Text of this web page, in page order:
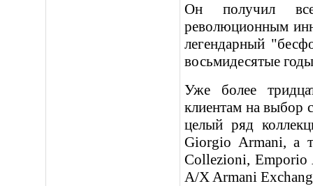
Он получил
революционным
легендарный
восьмидесятые
Уже более
клиентам на выбор
целый ряд
Giorgio Armani, а
Collezioni, Emporio
A/X Armani